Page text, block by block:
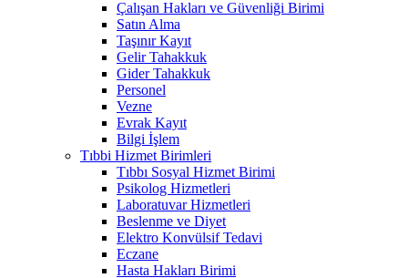
Çalışan Hakları ve Güvenliği Birimi
Satın Alma
Taşınır Kayıt
Gelir Tahakkuk
Gider Tahakkuk
Personel
Vezne
Evrak Kayıt
Bilgi İşlem
Tıbbi Hizmet Birimleri
Tıbbı Sosyal Hizmet Birimi
Psikolog Hizmetleri
Laboratuvar Hizmetleri
Beslenme ve Diyet
Elektro Konvülsif Tedavi
Eczane
Hasta Hakları Birimi